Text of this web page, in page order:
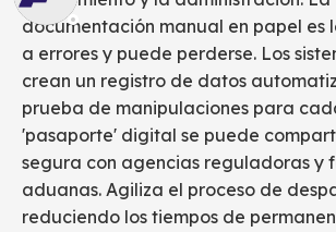
documentación manual en papel es
a errores y puede perderse. Los
crean un registro de datos
prueba de manipulaciones para
'pasaporte' digital se puede
segura con agencias reguladoras y
aduanas. Agiliza el proceso de
reduciendo los tiempos de